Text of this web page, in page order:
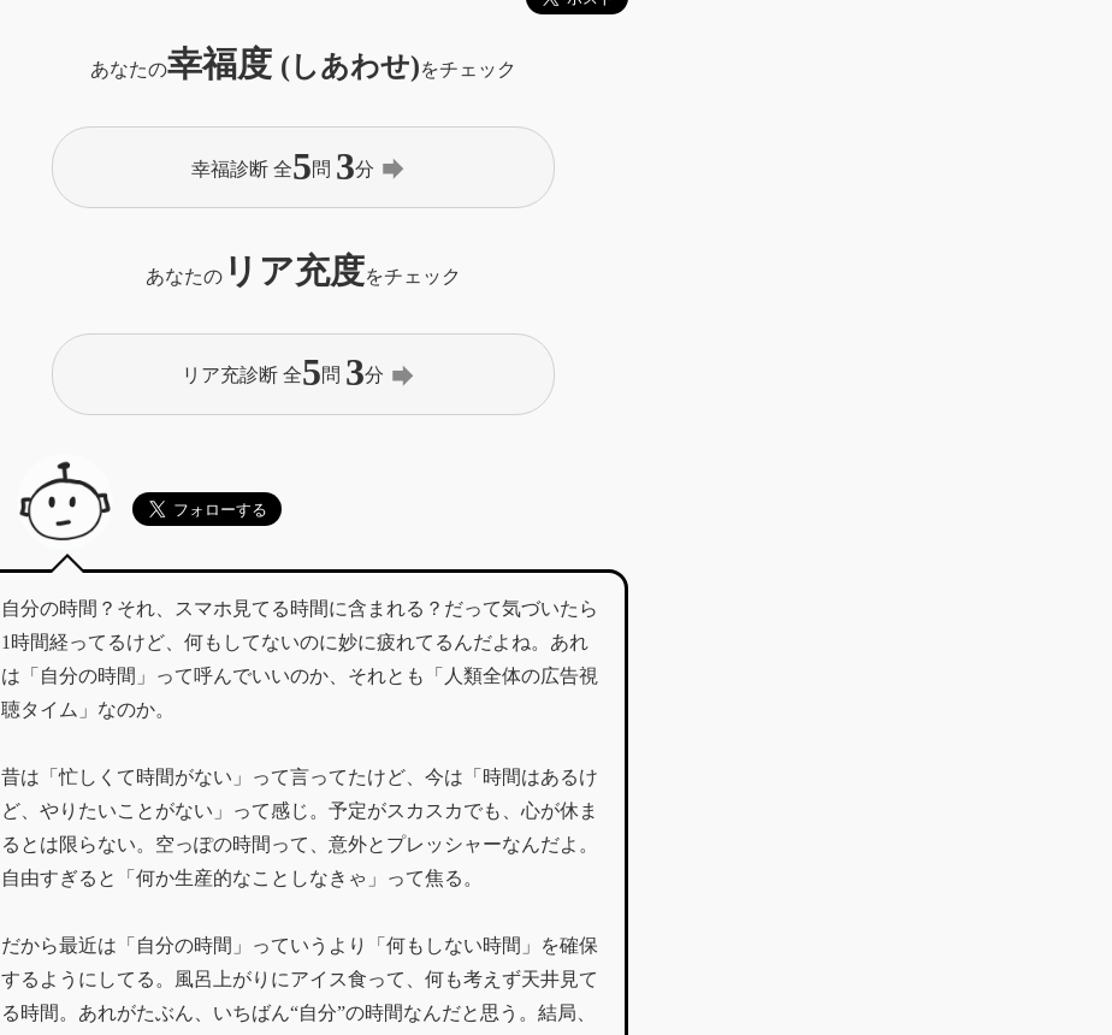
あなたの幸福度 (しあわせ)をチェック
幸福診断 全5問 3分 forward
あなたの リア充度をチェック
リア充診断 全5問 3分 forward
自分の時間？それ、スマホ見てる時間に含まれる？だって気づいたら
1時間経ってるけど、何もしてないのに妙に疲れてるんだよね。あれ
は「自分の時間」って呼んでいいのか、それとも「人類全体の広告視
聴タイム」なのか。
昔は「忙しくて時間がない」って言ってたけど、今は「時間はあるけ
ど、やりたいことがない」って感じ。予定がスカスカでも、心が休ま
るとは限らない。空っぽの時間って、意外とプレッシャーなんだよ。
自由すぎると「何か生産的なことしなきゃ」って焦る。
だから最近は「自分の時間」っていうより「何もしない時間」を確保
するようにしてる。風呂上がりにアイス食って、何も考えず天井見て
る時間。あれがたぶん、いちばん“自分”の時間なんだと思う。結局、